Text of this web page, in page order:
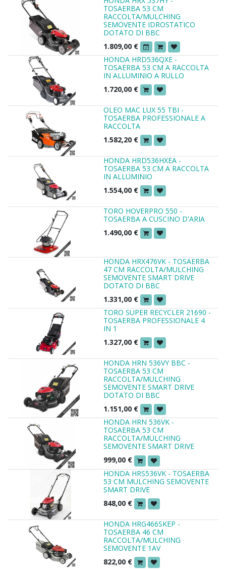
TOSAERBA 53 CM
RACCOLTA/MULCHING
SEMOVENTE IDROSTATICO
DOTATO DI BBC
1.809,00 €
HONDA HRD536QXE -
TOSAERBA 53 CM A RACCOLTA
IN ALLUMINIO A RULLO
1.720,00 €
OLEO MAC LUX 55 TBI -
TOSAERBA PROFESSIONALE A
RACCOLTA
1.582,20 €
HONDA HRD536HXEA -
TOSAERBA 53 CM A RACCOLTA
IN ALLUMINIO
1.554,00 €
TORO HOVERPRO 550 -
TOSAERBA A CUSCINO D'ARIA
1.490,00 €
HONDA HRX476VK - TOSAERBA
47 CM RACCOLTA/MULCHING
SEMOVENTE SMART DRIVE
DOTATO DI BBC
1.331,00 €
TORO SUPER RECYCLER 21690 -
TOSAERBA PROFESSIONALE 4
IN 1
1.327,00 €
HONDA HRN 536VY BBC -
TOSAERBA 53 CM
RACCOLTA/MULCHING
SEMOVENTE SMART DRIVE
DOTATO DI BBC
1.151,00 €
HONDA HRN 536VK -
TOSAERBA 53 CM
RACCOLTA/MULCHING
SEMOVENTE SMART DRIVE
999,00 €
HONDA HRS536VK - TOSAERBA
53 CM MULCHING SEMOVENTE
SMART DRIVE
848,00 €
HONDA HRG466SKEP -
TOSAERBA 46 CM
RACCOLTA/MULCHING
SEMOVENTE 1AV
822,00 €